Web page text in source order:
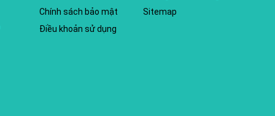
Chính sách bảo mật
Điều khoản sử dụng
Sitemap